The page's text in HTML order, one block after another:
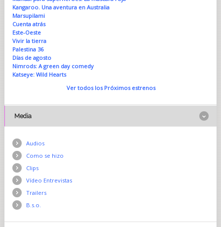
Kangaroo. Una aventura en Australia
Marsupilami
Cuenta atrás
Este-Oeste
Vivir la tierra
Palestina 36
Días de agosto
Nimrods: A green day comedy
Katseye: Wild Hearts
Ver todos los Próximos estrenos
Media
Audios
Como se hizo
Clips
Vídeo Entrevistas
Trailers
B.s.o.